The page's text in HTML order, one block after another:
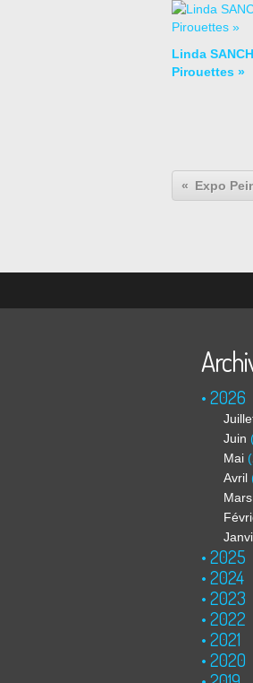
Linda
Pirouettes »
2026
Juin
Mai
Avril
Mars
2025
2024
2023
2022
2021
2020